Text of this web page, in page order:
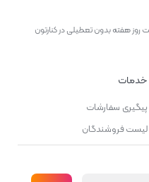
هفته بدون تعطیلی در کنارتون
خدمات
پیگیری سفارشات
لیست فروشندگان